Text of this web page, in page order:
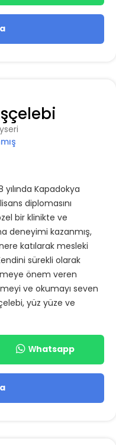
Kapadokya
diplomasını
bir klinikte ve
deneyimi kazanmış,
katılarak mesleki
sürekli olarak
önem veren
ve okumayı seven
yüz yüze ve
Whatsapp